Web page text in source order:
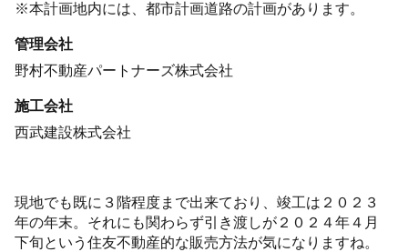
※本計画地内には、都市計画道路の計画があります。
管理会社
野村不動産パートナーズ株式会社
施工会社
西武建設株式会社
現地でも既に３階程度まで出来ており、竣工は２０２３
年の年末。それにも関わらず引き渡しが２０２４年４月
下旬という住友不動産的な販売方法が気になりますね。